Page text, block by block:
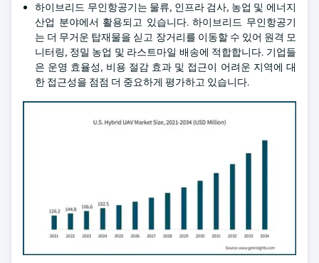
하이브리드 무인항공기는 물류, 인프라 검사, 농업 및 에너지
산업 분야에서 활용되고 있습니다. 하이브리드 무인항공기
는 더 무거운 탑재물을 싣고 장거리를 이동할 수 있어 원격 모
니터링, 정밀 농업 및 라스트마일 배송에 적합합니다. 기업들
은 운영 효율성, 비용 절감 효과 및 접근이 어려운 지역에 대
한 접근성을 점점 더 중요하게 평가하고 있습니다.